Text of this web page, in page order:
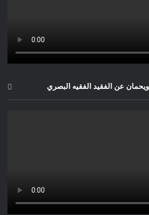
عن الفقيد الفقيه البصري